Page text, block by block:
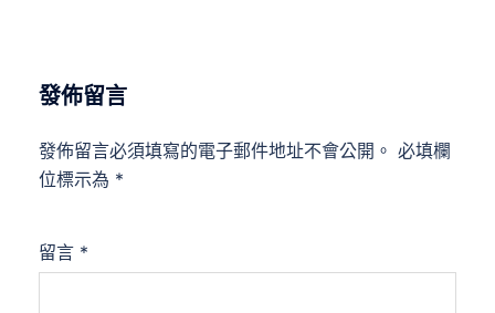
發佈留言
發佈留言必須填寫的電子郵件地址不會公開。 必填欄
位標示為 *
留言 *